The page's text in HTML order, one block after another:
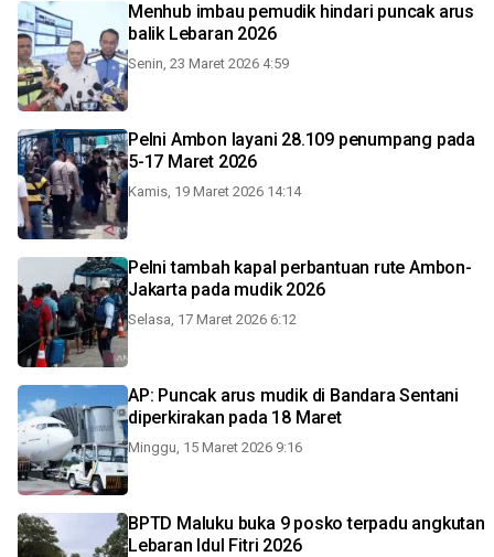
Menhub imbau pemudik hindari puncak arus
balik Lebaran 2026
Senin, 23 Maret 2026 4:59
Pelni Ambon layani 28.109 penumpang pada
5-17 Maret 2026
Kamis, 19 Maret 2026 14:14
Pelni tambah kapal perbantuan rute Ambon-
Jakarta pada mudik 2026
Selasa, 17 Maret 2026 6:12
AP: Puncak arus mudik di Bandara Sentani
diperkirakan pada 18 Maret
Minggu, 15 Maret 2026 9:16
BPTD Maluku buka 9 posko terpadu angkutan
Lebaran Idul Fitri 2026